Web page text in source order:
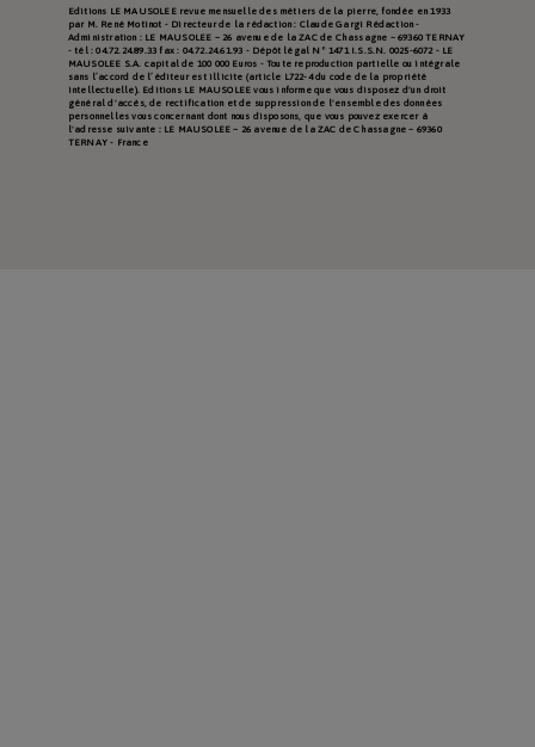
Editions LE MAUSOLEE revue mensuelle des métiers de la pierre, fondée en 1933
par M. René Motinot - Directeur de la rédaction : Claude Gargi Rédaction -
Administration : LE MAUSOLEE – 26 avenue de la ZAC de Chassagne – 69360 TERNAY
- tél : 04.72.24.89.33 fax : 04.72.24.61.93 - Dépôt légal N° 1471 I.S.S.N. 0025-6072 - LE
MAUSOLEE S.A. capital de 100 000 Euros - Toute reproduction partielle ou intégrale
sans l’accord de l’éditeur est illicite (article L722-4 du code de la propriété
intellectuelle). Editions LE MAUSOLEE vous informe que vous disposez d'un droit
général d'accès, de rectification et de suppression de l'ensemble des données
personnelles vous concernant dont nous disposons, que vous pouvez exercer à
l'adresse suivante : LE MAUSOLEE – 26 avenue de la ZAC de Chassagne – 69360
TERNAY - France